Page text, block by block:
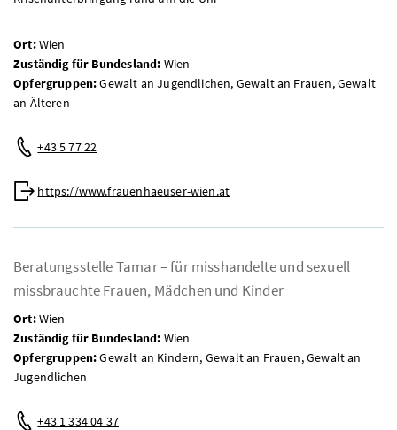
Ort:Wien
Zuständig für Bundesland: Wien
Opfergruppen:Gewalt an Jugendlichen, Gewalt an Frauen, Gewalt
an Älteren
Telefon:
+43 5 77 22
Web:
https://www.frauenhaeuser-wien.at
Beratungsstelle Tamar – für misshandelte und sexuell
missbrauchte Frauen, Mädchen und Kinder
Ort:Wien
Zuständig für Bundesland: Wien
Opfergruppen:Gewalt an Kindern, Gewalt an Frauen, Gewalt an
Jugendlichen
Telefon:
+43 1 334 04 37